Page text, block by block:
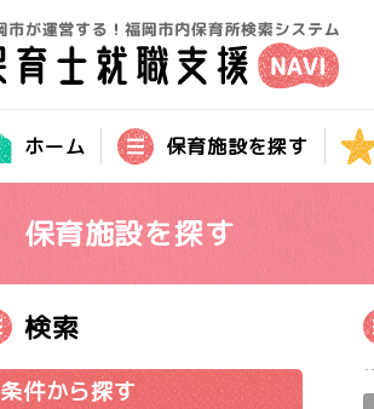
ホーム 保育施設を探す
保育施設を探す
検索
条件から探す